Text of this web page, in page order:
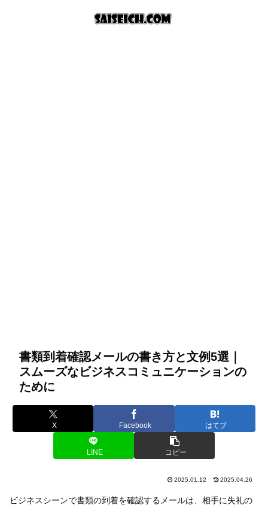
書類到着確認メールの書き方と文例5選｜
スムーズなビジネスコミュニケーションの
ために
X Facebook はてブ
LINE コピー
2025.01.12 2025.04.26
ビジネスシーンで書類の到着を確認するメールは、相手に失礼の